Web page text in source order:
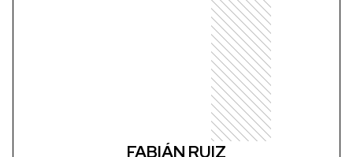
FABIÁN RUIZ